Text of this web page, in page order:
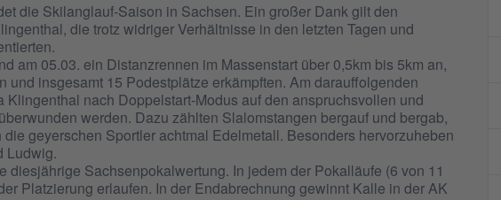
die Skilanglauf-Saison in Sachsen. Ein großer Dank gilt den
die trotz widriger Verhältnisse in den letzten Tagen und
am 05.03. ein Distanzrennen im Massenstart über 0,5km bis 5km an,
und insgesamt 15 Podestplätze erkämpften. Am darauffolgenden
nach Doppelstart-Modus auf den anspruchsvollen und
werden. Dazu zählten Slalomstangen bergauf und bergab,
geyerschen Sportler achtmal Edelmetall. Besonders hervorzuheben
Ludwig.
Sachsenpokalwertung. In jedem der Pokalläufe (6 von 11
Platzierung erlaufen. In der Endabrechnung gewinnt Kalle in der AK